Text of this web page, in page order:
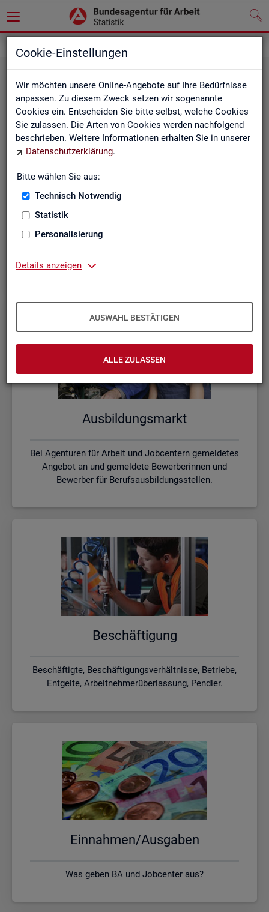
Cookie-Einstellungen
Wir möchten unsere Online-Angebote auf Ihre Bedürfnisse
anpassen. Zu diesem Zweck setzen wir sogenannte
Cookies ein. Entscheiden Sie bitte selbst, welche Cookies
Sie zulassen. Die Arten von Cookies werden nachfolgend
beschrieben. Weitere Informationen erhalten Sie in unserer
Datenschutzerklärung.
Bitte wählen Sie aus:
Technisch Notwendig
Statistik
Personalisierung
Details anzeigen
AUSWAHL BESTÄTIGEN
ALLE ZULASSEN
Un­ter­be­schäf­ti­gung
Wie viele Menschen suchen Arbeit oder haben
Beschäftigungsverhältnis fehlt?
Aus­bil­dungs­markt
Bei Agenturen für Arbeit und Jobcentern gemeldetes
Angebot an und gemeldete Bewerberinnen und
Bewerber für Berufsausbildungsstellen.
Be­schäf­ti­gung
Beschäftigte, Beschäftigungsverhältnisse, Betriebe,
Entgelte, Arbeitnehmerüberlassung, Pendler.
Ein­nah­men/Aus­ga­ben
Was geben BA und Jobcenter aus?